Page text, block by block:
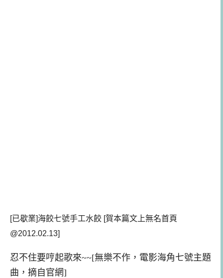
[已歇業]海餃七號手工水餃 [賀本篇文上無名首頁
@2012.02.13]
忍不住要哼起歌來~~[無樂不作，電影海角七號主題
曲，摘自官網]